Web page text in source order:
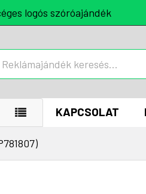
logós szóróajándék
KAPCSOLAT